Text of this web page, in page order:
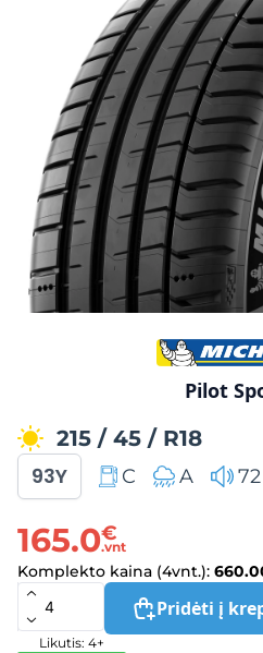
Pilot
215 / 45 / R18
93Y C A 72
165.0€
.vnt
Komplekto kaina (4vnt.):
Pridėti į
Likutis: 4+